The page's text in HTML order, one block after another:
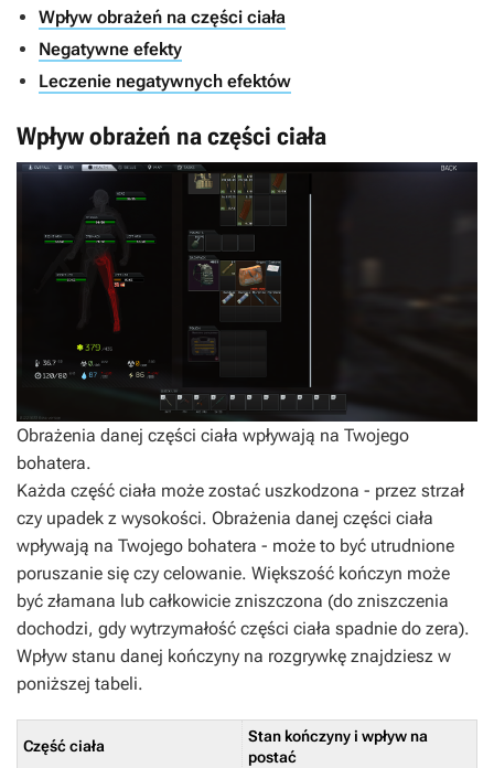
Wpływ obrażeń na części ciała
Negatywne efekty
Leczenie negatywnych efektów
Wpływ obrażeń na części ciała
Obrażenia danej części ciała wpływają na Twojego
bohatera.
Każda część ciała może zostać uszkodzona - przez strzał
czy upadek z wysokości. Obrażenia danej części ciała
wpływają na Twojego bohatera - może to być utrudnione
poruszanie się czy celowanie. Większość kończyn może
być złamana lub całkowicie zniszczona (do zniszczenia
dochodzi, gdy wytrzymałość części ciała spadnie do zera).
Wpływ stanu danej kończyny na rozgrywkę znajdziesz w
poniższej tabeli.
Część ciała
Stan kończyny i wpływ na
postać